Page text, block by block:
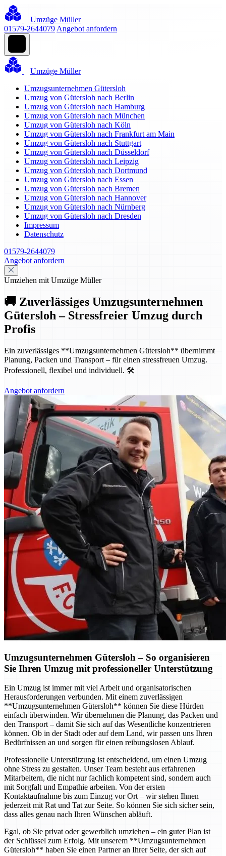
Umzüge Müller
01579-2644079 Angebot anfordern
Umzüge Müller
Umzugsunternehmen Gütersloh
Umzug von Gütersloh nach Berlin
Umzug von Gütersloh nach Hamburg
Umzug von Gütersloh nach München
Umzug von Gütersloh nach Köln
Umzug von Gütersloh nach Frankfurt am Main
Umzug von Gütersloh nach Stuttgart
Umzug von Gütersloh nach Düsseldorf
Umzug von Gütersloh nach Leipzig
Umzug von Gütersloh nach Dortmund
Umzug von Gütersloh nach Essen
Umzug von Gütersloh nach Bremen
Umzug von Gütersloh nach Hannover
Umzug von Gütersloh nach Nürnberg
Umzug von Gütersloh nach Dresden
Impressum
Datenschutz
01579-2644079
Angebot anfordern
Umziehen mit Umzüge Müller
🚚 Zuverlässiges Umzugsunternehmen
Gütersloh – Stressfreier Umzug durch
Profis
Ein zuverlässiges **Umzugsunternehmen Gütersloh** übernimmt
Planung, Packen und Transport – für einen stressfreuen Umzug.
Professionell, flexibel und individuell. 🛠️
Angebot anfordern
Umzugsunternehmen Gütersloh – So organisieren
Sie Ihren Umzug mit professioneller Unterstützung
Ein Umzug ist immer mit viel Arbeit und organisatorischen
Herausforderungen verbunden. Mit einem zuverlässigen
**Umzugsunternehmen Gütersloh** können Sie diese Hürden
einfach überwinden. Wir übernehmen die Planung, das Packen und
den Transport – damit Sie sich auf das Wesentliche konzentrieren
können. Ob in der Stadt oder auf dem Land, wir passen uns Ihren
Bedürfnissen an und sorgen für einen reibungslosen Ablauf.
Professionelle Unterstützung ist entscheidend, um einen Umzug
ohne Stress zu gestalten. Unser Team besteht aus erfahrenen
Mitarbeitern, die nicht nur fachlich kompetent sind, sondern auch
mit Sorgfalt und Empathie arbeiten. Von der ersten
Kontaktaufnahme bis zum Einzug vor Ort – wir stehen Ihnen
jederzeit mit Rat und Tat zur Seite. So können Sie sich sicher sein,
dass alles genau nach Ihren Wünschen abläuft.
Egal, ob Sie privat oder gewerblich umziehen – ein guter Plan ist
der Schlüssel zum Erfolg. Mit unserem **Umzugsunternehmen
Gütersloh** haben Sie einen Partner an Ihrer Seite, der sich auf